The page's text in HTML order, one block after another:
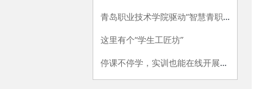
青岛职业技术学院驱动“智慧青职2.0”，推动新时代数字职业教育高质量发展
这里有个“学生工匠坊”
停课不停学，实训也能在线开展？“实训大师兄”来帮你